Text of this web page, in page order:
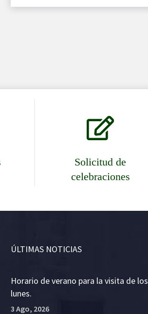

Solicitud de
celebraciones
ÚLTIMAS NOTICIAS
Horario de verano para la visita de los
lunes.
3 Ago, 2026